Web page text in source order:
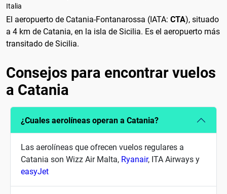
Italia
El aeropuerto de Catania-Fontanarossa (IATA: CTA), situado
a 4 km de Catania, en la isla de Sicilia. Es el aeropuerto más
transitado de Sicilia.
Consejos para encontrar vuelos
a Catania
¿Cuales aerolíneas operan a Catania?
Las aerolíneas que ofrecen vuelos regulares a
Catania son Wizz Air Malta, Ryanair, ITA Airways y
easyJet